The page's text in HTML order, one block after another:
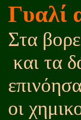
Γυαλί
Στα
και τα
οι